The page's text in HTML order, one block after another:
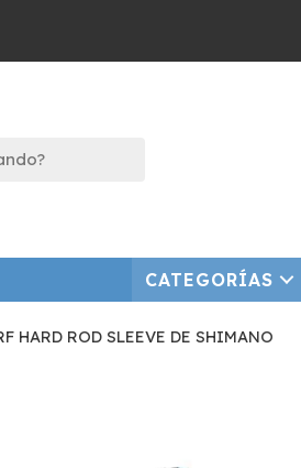
CATEGORÍAS
HARD ROD SLEEVE DE SHIMANO